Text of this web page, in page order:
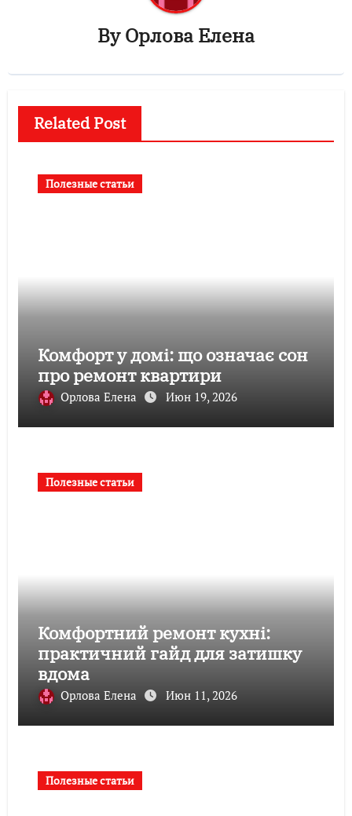
ByОрлова Елена
Related Post
Полезные статьи
Комфорт у домі: що означає сон
про ремонт квартири
Орлова Елена Июн 19, 2026
Полезные статьи
Комфортний ремонт кухні:
практичний гайд для затишку
вдома
Орлова Елена Июн 11, 2026
Полезные статьи